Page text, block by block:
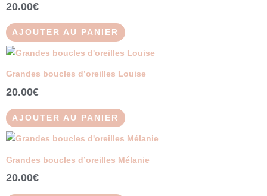
20.00€
AJOUTER AU PANIER
Grandes boucles d’oreilles Louise
20.00€
AJOUTER AU PANIER
Grandes boucles d’oreilles Mélanie
20.00€